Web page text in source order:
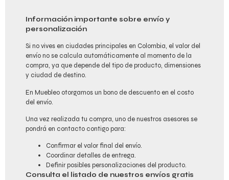
Información importante sobre envío y
personalización
Si no vives en ciudades principales en Colombia, el valor del
envío no se calcula automáticamente al momento de la
compra, ya que depende del tipo de producto, dimensiones
y ciudad de destino.
En Muebleo otorgamos un bono de descuento en el costo
del envío.
Una vez realizada tu compra, uno de nuestros asesores se
pondrá en contacto contigo para:
Confirmar el valor final del envío.
Coordinar detalles de entrega.
Definir posibles personalizaciones del producto.
Consulta el listado de nuestros envíos gratis